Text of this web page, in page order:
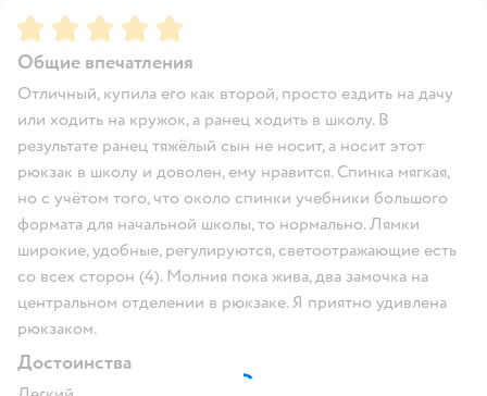
Рейтинг:5
Общие впечатления
Отличный, купила его как второй, просто ездить на дачу
или ходить на кружок, а ранец ходить в школу. В
результате ранец тяжёлый сын не носит, а носит этот
рюкзак в школу и доволен, ему нравится. Спинка мягкая,
но с учётом того, что около спинки учебники большого
формата для начальной школы, то нормально. Лямки
широкие, удобные, регулируются, светоотражающие есть
со всех сторон (4). Молния пока жива, два замочка на
центральном отделении в рюкзаке. Я приятно удивлена
рюкзаком.
Достоинства